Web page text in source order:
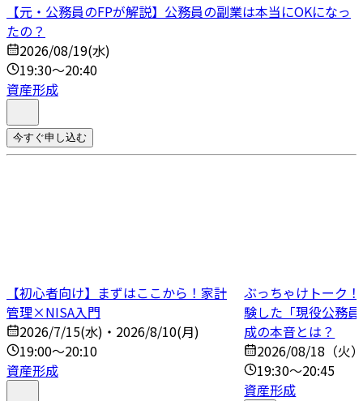
【元・公務員のFPが解説】公務員の副業は本当にOKになっ
たの？
2026/08/19(水)
19:30～20:40
資産形成
今すぐ申し込む
【初心者向け】まずはここから！家計
管理×NISA入門
2026/7/15(水)・2026/8/10(月)
19:00～20:10
資産形成
ぶっちゃけトーク
験した「現役公務
成の本音とは？
2026/08/18（火
19:30～20:45
資産形成